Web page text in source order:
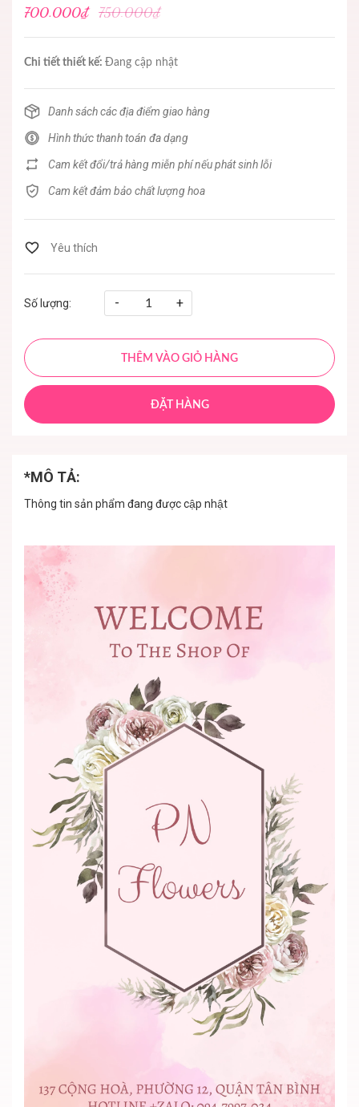
700.000₫ 750.000₫
Chi tiết thiết kế: Đang cập nhật
Danh sách các địa điểm giao hàng
Hình thức thanh toán đa dạng
Cam kết đổi/trả hàng miễn phí nếu phát sinh lỗi
Cam kết đảm bảo chất lượng hoa
Số lượng: - +
THÊM VÀO GIỎ HÀNG
ĐẶT HÀNG
*MÔ TẢ:
Thông tin sản phẩm đang được cập nhật